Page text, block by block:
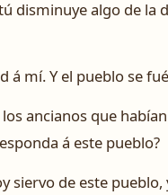
disminuye algo de
á mí. Y el pueblo se
ancianos que
á este pueblo?
siervo de este